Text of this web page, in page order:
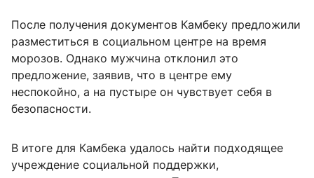
После получения документов Камбеку предложили
разместиться в социальном центре на время
морозов. Однако мужчина отклонил это
предложение, заявив, что в центре ему
неспокойно, а на пустыре он чувствует себя в
безопасности.
В итоге для Камбека удалось найти подходящее
учреждение социальной поддержки,